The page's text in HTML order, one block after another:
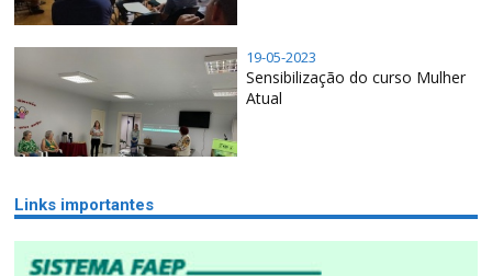
19-05-2023
Sensibilização do curso Mulher
Atual
Links importantes